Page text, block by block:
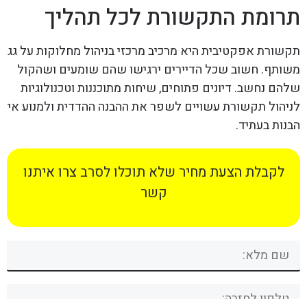
תרומת התקשורת לכל תהליך
תקשורת אפקטיבית היא מרכיב מרכזי בניהול מחלוקות על גג
משותף. חשוב שכל הדיירים ירגישו שהם שומעים ושהקול
שלהם נחשב. דיונים פתוחים, שיחות מתוכננות וטכנולוגיות
לניהול תקשורת עשויים לשפר את ההבנה ההדדית ולמנוע אי
הבנות בעתיד.
לקבלת הצעת מחיר שלא תוכלו לסרב צרו איתנו
קשר